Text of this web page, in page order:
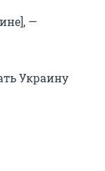
—
Украину